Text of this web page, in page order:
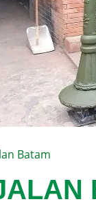
Batam